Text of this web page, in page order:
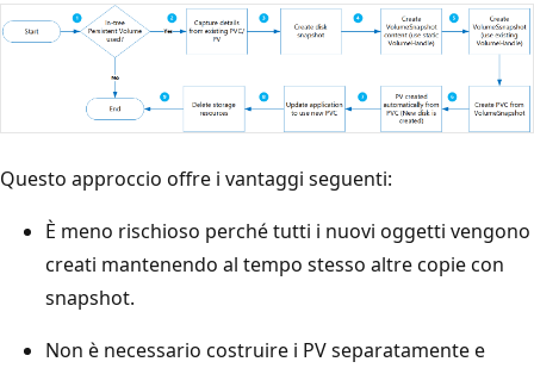
Questo approccio offre i vantaggi seguenti:
È meno rischioso perché tutti i nuovi oggetti vengono
creati mantenendo al tempo stesso altre copie con
snapshot.
Non è necessario costruire i PV separatamente e